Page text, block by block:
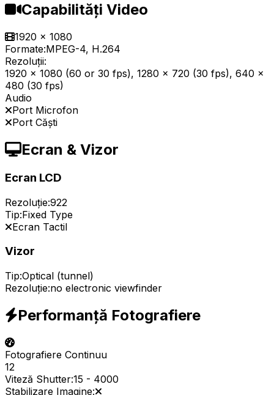
Capabilități Video
1920 x 1080
Formate:MPEG-4, H.264
Rezoluții:
1920 x 1080 (60 or 30 fps), 1280 x 720 (30 fps), 640 x
480 (30 fps)
Audio
Port Microfon
Port Căști
Ecran & Vizor
Ecran LCD
Rezoluție:922
Tip:Fixed Type
Ecran Tactil
Vizor
Tip:Optical (tunnel)
Rezoluție:no electronic viewfinder
Performanță Fotografiere
Fotografiere Continuu
12
Viteză Shutter:15 - 4000
Stabilizare Imagine: